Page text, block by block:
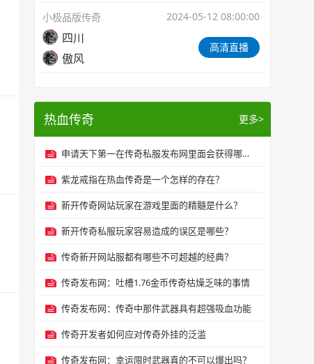
小极品版传奇 2024-05-12 08:00:00
四川
傲风
高清直播
热血传奇 更多>
申请天下第一在传奇私服发布网里面会获得哪些属性增加？
紫龙戒指在热血传奇是一个怎样的存在？
新开传奇网站玩家在游戏里面的精髓是什么？
新开传奇私服玩家容易造成的误区是哪些？
传奇新开网站服都有哪些不可超越的经典？
传奇发布网：吐槽1.76金币传奇枯燥乏味的事情
传奇发布网：传奇中那件武器具有超强吸血功能
传奇开发者如何应对传奇外挂的泛滥
传奇发布网：幸运限时武器真的不可以爆出吗？